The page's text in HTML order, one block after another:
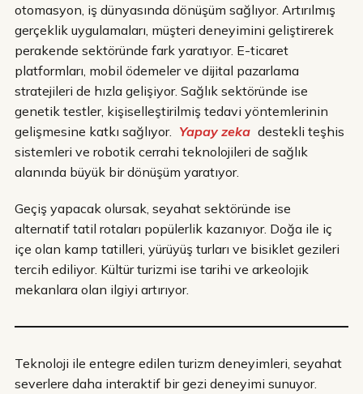
otomasyon, iş dünyasında dönüşüm sağlıyor. Artırılmış
gerçeklik uygulamaları, müşteri deneyimini geliştirerek
perakende sektöründe fark yaratıyor. E-ticaret
platformları, mobil ödemeler ve dijital pazarlama
stratejileri de hızla gelişiyor. Sağlık sektöründe ise
genetik testler, kişiselleştirilmiş tedavi yöntemlerinin
gelişmesine katkı sağlıyor. Yapay zeka destekli teşhis
sistemleri ve robotik cerrahi teknolojileri de sağlık
alanında büyük bir dönüşüm yaratıyor.
Geçiş yapacak olursak, seyahat sektöründe ise
alternatif tatil rotaları popülerlik kazanıyor. Doğa ile iç
içe olan kamp tatilleri, yürüyüş turları ve bisiklet gezileri
tercih ediliyor. Kültür turizmi ise tarihi ve arkeolojik
mekanlara olan ilgiyi artırıyor.
Teknoloji ile entegre edilen turizm deneyimleri, seyahat
severlere daha interaktif bir gezi deneyimi sunuyor.